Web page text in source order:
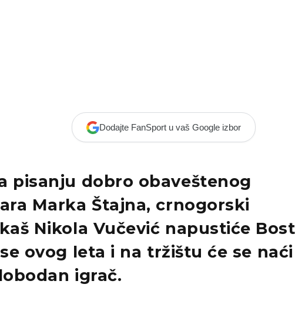
Dodajte FanSport u vaš Google izbor
pisanju dobro obaveštenog
Marka Štajna, crnogorski
Nikola Vučević napustiće
ovog leta i na tržištu će se naći
igrač.